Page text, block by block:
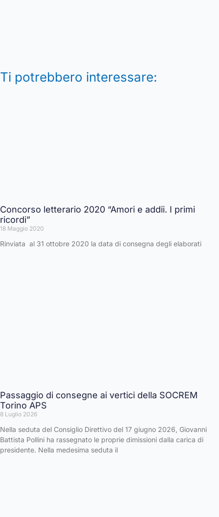
Ti potrebbero interessare:
Concorso letterario 2020 “Amori e addii. I primi
ricordi”
18 Maggio 2020
Rinviata al 31 ottobre 2020 la data di consegna degli elaborati
Passaggio di consegne ai vertici della SOCREM
Torino APS
8 Luglio 2026
Nella seduta del Consiglio Direttivo del 17 giugno 2026, Giovanni
Battista Pollini ha rassegnato le proprie dimissioni dalla carica di
presidente. Nella medesima seduta il